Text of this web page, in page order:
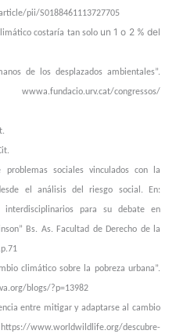
pii/S0188461113727705
costaría tan soloun 1 o 2 % del
de los desplazados ambientales”.
wwwa.fundacio.urv.cat/congressos/
problemas sociales vinculados con la
el análisis del riesgo social. En:
interdisciplinarios para su debate en
Bs. As. Facultad de Derecho de la
climático sobre la pobreza urbana”.
blogs/?p=13982
entre mitigar y adaptarse al cambio
www.worldwildlife.org/descubre-